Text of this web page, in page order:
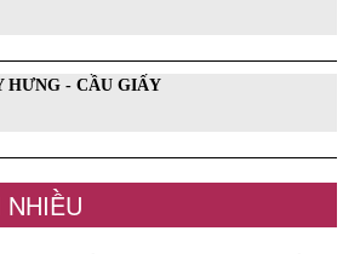
HƯNG - CẦU GIẤY